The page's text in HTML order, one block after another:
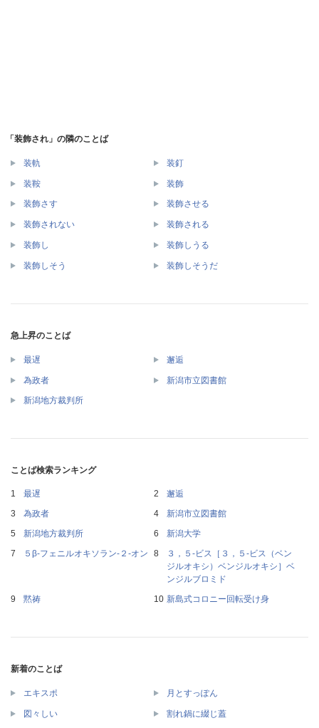
「装飾され」の隣のことば
装軌 装釘
装鞍 装飾
装飾さす 装飾させる
装飾されない 装飾される
装飾し 装飾しうる
装飾しそう 装飾しそうだ
急上昇のことば
最遅 邂逅
為政者 新潟市立図書館
新潟地方裁判所
ことば検索ランキング
最遅
邂逅
為政者
新潟市立図書館
新潟地方裁判所
新潟大学
５β‐フェニルオキソラン‐２‐オン
３，５‐ビス［３，５‐ビス（ベン
ジルオキシ）ベンジルオキシ］ベ
ンジルブロミド
黙祷
新島式コロニー回転受け身
新着のことば
エキスポ 月とすっぽん
図々しい 割れ鍋に綴じ蓋